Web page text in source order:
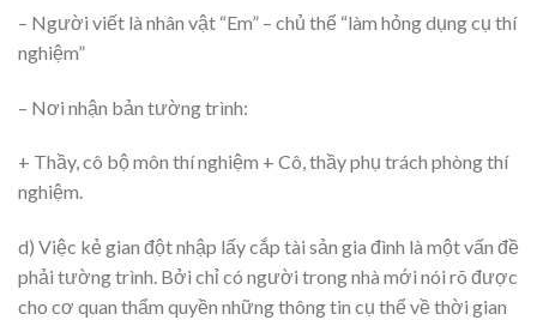
– Người viết là nhân vật “Em” – chủ thể “làm hỏng dụng cụ thí
nghiệm”
– Nơi nhận bản tường trình:
+ Thầy, cô bộ môn thí nghiệm + Cô, thầy phụ trách phòng thí
nghiệm.
d) Việc kẻ gian đột nhập lấy cắp tài sản gia đình là một vấn đề
phải tường trình. Bởi chỉ có người trong nhà mới nói rõ được
cho cơ quan thẩm quyền những thông tin cụ thể về thời gian